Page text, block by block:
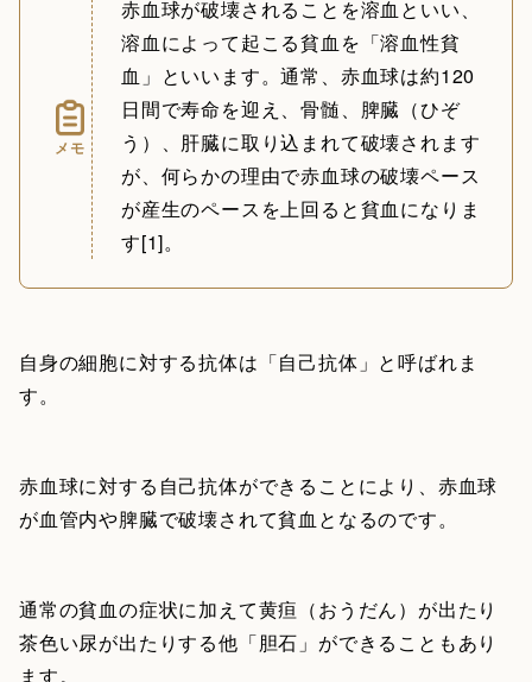
メモ
赤血球が破壊されることを溶血といい、
溶血によって起こる貧血を「溶血性貧
血」といいます。通常、赤血球は約120
日間で寿命を迎え、骨髄、脾臓（ひぞ
う）、肝臓に取り込まれて破壊されます
が、何らかの理由で赤血球の破壊ペース
が産生のペースを上回ると貧血になりま
す[1]。
自身の細胞に対する抗体は「自己抗体」と呼ばれま
す。
赤血球に対する自己抗体ができることにより、赤血球
が血管内や脾臓で破壊されて貧血となるのです。
通常の貧血の症状に加えて黄疸（おうだん）が出たり
茶色い尿が出たりする他「胆石」ができることもあり
ます。